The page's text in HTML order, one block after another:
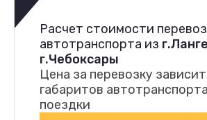
Расчет стоимости
автотранспорта из
г.Чебоксары
Цена за перевозку
габаритов
поездки